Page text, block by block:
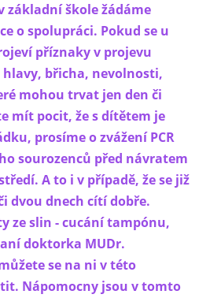
základní škole žádáme
o spolupráci. Pokud se u
příznaky v projevu
břicha, nevolnosti,
mohou trvat jen den či
mít pocit, že s dítětem je
prosíme o zvážení PCR
sourozenců před návratem
A to i v případě, že se již
dvou dnech cítí dobře.
ze slin - cucání tampónu,
doktorka MUDr.
se na ni v této
Nápomocny jsou v tomto